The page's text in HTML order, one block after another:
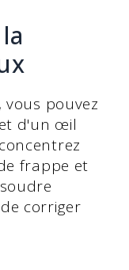
pouvez
d'un œil
frappe et
corriger